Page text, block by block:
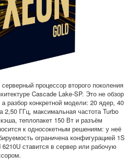
процессор второго поколения
Cascade Lake-SP. Это не обзор
а разбор конкретной модели: 20 ядер, 40
2,50 ГГц, максимальная частота Turbo
теплопакет 150 Вт и разъём
к односокетным решениям: у неё
ограничена конфигурацией 1S
ставится в сервер или рабочую